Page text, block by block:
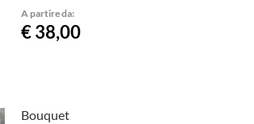
A partire da:
€ 38,00
Bouquet